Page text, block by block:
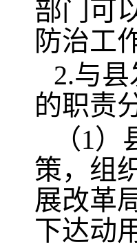
部门可
防治工
2.与
的职责
（1
策，组
展改革
下达动